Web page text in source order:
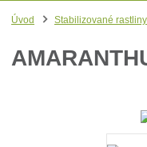
Úvod Stabilizované rastliny